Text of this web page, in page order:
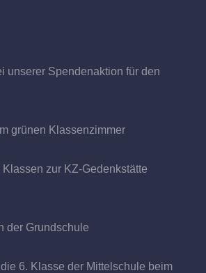
unserer Spendenaktion für den
grünen Klassenzimmer
Klassen zur KZ-Gedenkstätte
der Grundschule
6. Klasse der Mittelschule beim